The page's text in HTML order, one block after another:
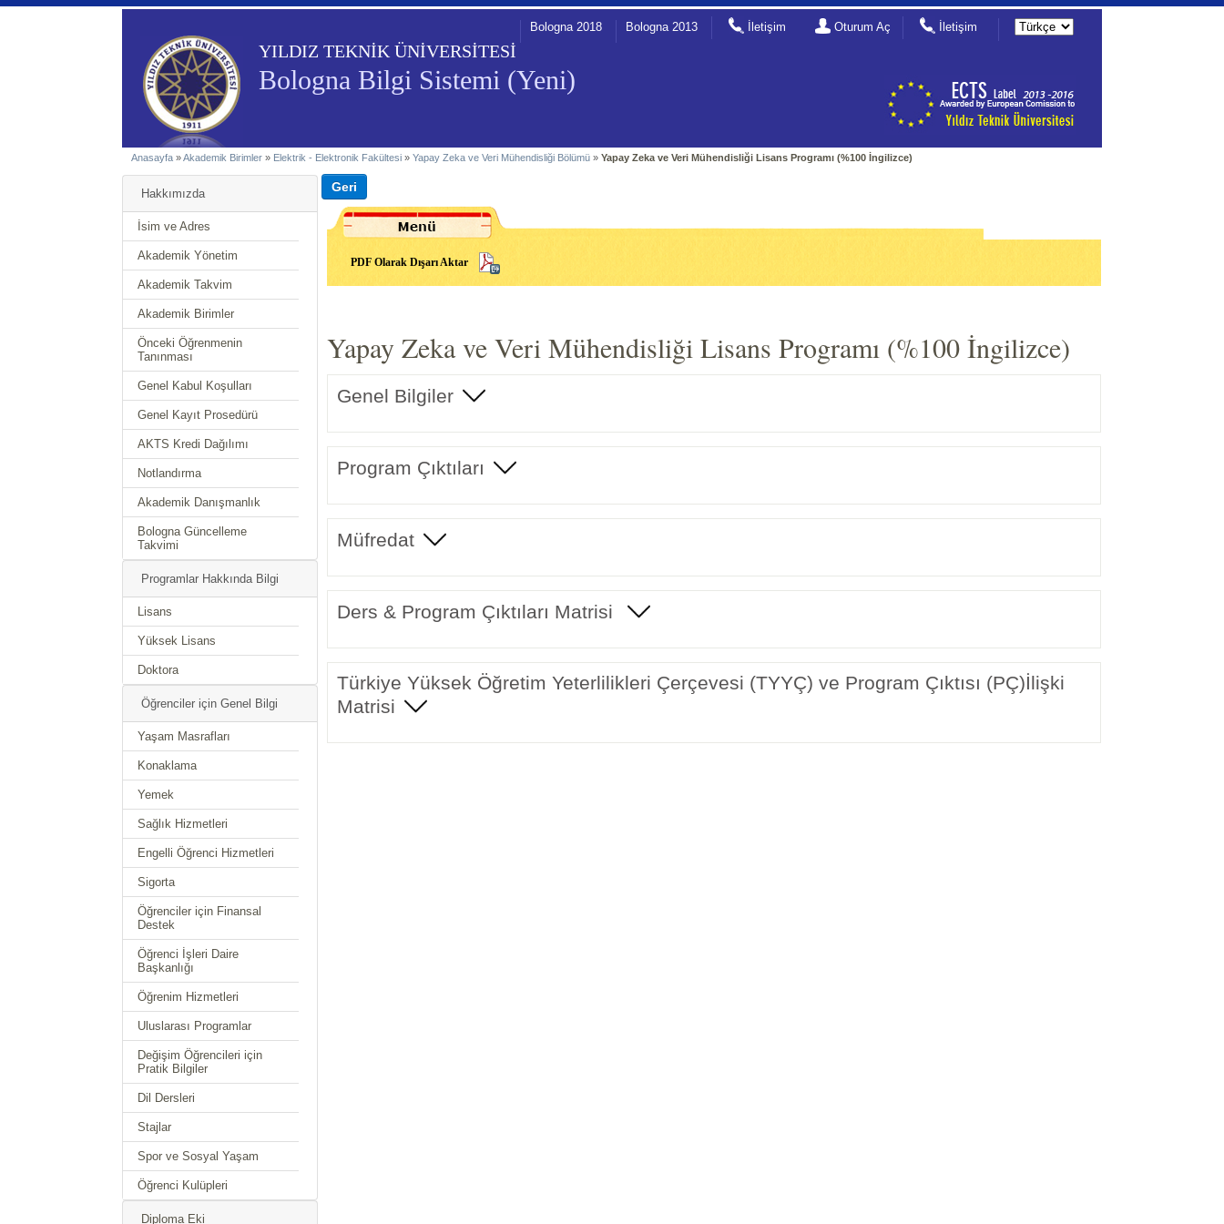
YILDIZ TEKNİK ÜNİVERSİTESİ
Bologna Bilgi Sistemi (Yeni)
Bologna 2018 Bologna 2013 İletişim Oturum Aç İletişim
Anasayfa »Akademik Birimler » Elektrik - Elektronik Fakültesi »Yapay Zeka ve Veri Mühendisliği Bölümü »Yapay Zeka ve Veri Mühendisliği Lisans Programı (%100 İngilizce)
Hakkımızda
İsim ve Adres
Akademik Yönetim
Akademik Takvim
Akademik Birimler
Önceki Öğrenmenin
Tanınması
Genel Kabul Koşulları
Genel Kayıt Prosedürü
AKTS Kredi Dağılımı
Notlandırma
Akademik Danışmanlık
Bologna Güncelleme
Takvimi
Programlar Hakkında Bilgi
Lisans
Yüksek Lisans
Doktora
Öğrenciler için Genel Bilgi
Yaşam Masrafları
Konaklama
Yemek
Sağlık Hizmetleri
Engelli Öğrenci Hizmetleri
Sigorta
Öğrenciler için Finansal
Destek
Öğrenci İşleri Daire
Başkanlığı
Öğrenim Hizmetleri
Uluslarası Programlar
Değişim Öğrencileri için
Pratik Bilgiler
Dil Dersleri
Stajlar
Spor ve Sosyal Yaşam
Öğrenci Kulüpleri
Diploma Eki
PDF Olarak Dışarı Aktar
Yapay Zeka ve Veri Mühendisliği Lisans Programı (%100 İngilizce)
Genel Bilgiler
Program Çıktıları
Müfredat
Ders & Program Çıktıları Matrisi
Türkiye Yüksek Öğretim Yeterlilikleri Çerçevesi (TYYÇ) ve Program Çıktısı (PÇ)İlişki
Matrisi